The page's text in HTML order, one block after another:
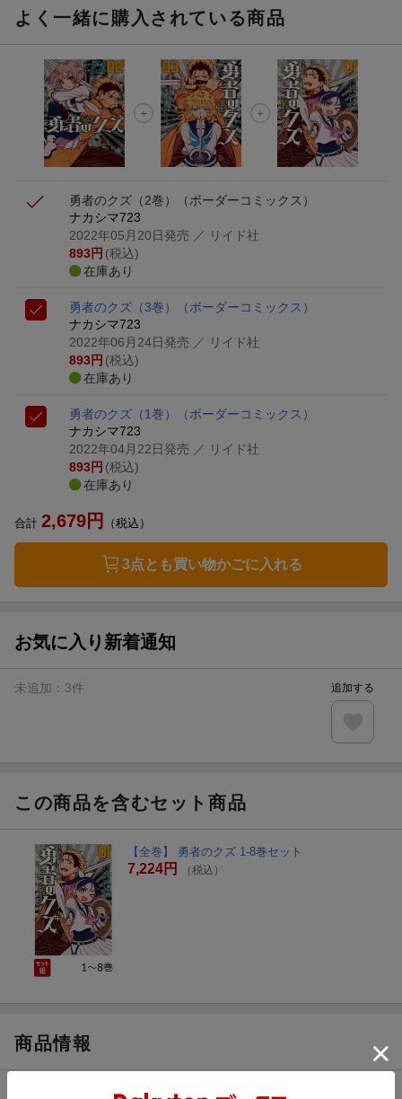
ト山分け
エントリー＆3,000円以上購入で無料データSIM（3GB/月プ
ラン）が当たる！
楽天モバイル紹介キャンペーンの拡散で300円OFFクーポン
進呈
よく一緒に購入されている商品
勇者のクズ（2巻）
（ボーダーコミックス）
ナカシマ723
2022年05月20日発売 ／ リイド社
893円 (税込)
在庫あり
勇者のクズ（3巻）
（ボーダーコミックス）
ナカシマ723
2022年06月24日発売 ／ リイド社
893円 (税込)
在庫あり
勇者のクズ（1巻）
（ボーダーコミックス）
ナカシマ723
2022年04月22日発売 ／ リイド社
893円 (税込)
在庫あり
合計 2,679円 （税込）
3点とも買い物かごに入れる
お気に入り新着通知
未追加： 3件 追加する
この商品を含むセット商品
【全巻】 勇者のクズ 1-8巻セット
7,224円 （税込）
商品情報
2022年05月20日